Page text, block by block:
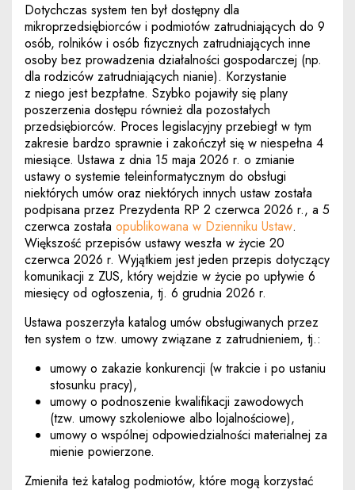
Dotychczas system ten był dostępny dla
mikroprzedsiębiorców i podmiotów zatrudniających do 9
osób, rolników i osób fizycznych zatrudniających inne
osoby bez prowadzenia działalności gospodarczej (np.
dla rodziców zatrudniających nianie). Korzystanie
z niego jest bezpłatne. Szybko pojawiły się plany
poszerzenia dostępu również dla pozostałych
przedsiębiorców. Proces legislacyjny przebiegł w tym
zakresie bardzo sprawnie i zakończył się w niespełna 4
miesiące. Ustawa z dnia 15 maja 2026 r. o zmianie
ustawy o systemie teleinformatycznym do obsługi
niektórych umów oraz niektórych innych ustaw została
podpisana przez Prezydenta RP 2 czerwca 2026 r., a 5
czerwca została opublikowana w Dzienniku UstawUwaga,
.
Większość przepisów ustawy weszła w życie 20
czerwca 2026 r. Wyjątkiem jest jeden przepis dotyczący
komunikacji z ZUS, który wejdzie w życie po upływie 6
miesięcy od ogłoszenia, tj. 6 grudnia 2026 r.
Ustawa poszerzyła katalog umów obsługiwanych przez
ten system o tzw. umowy związane z zatrudnieniem, tj.:
umowy o zakazie konkurencji (w trakcie i po ustaniu
stosunku pracy),
umowy o podnoszenie kwalifikacji zawodowych
(tzw. umowy szkoleniowe albo lojalnościowe),
umowy o wspólnej odpowiedzialności materialnej za
mienie powierzone.
Zmieniła też katalog podmiotów, które mogą korzystać